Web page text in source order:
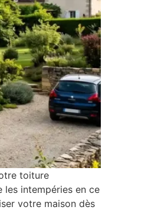
toiture
les intempéries en ce
votre maison dès